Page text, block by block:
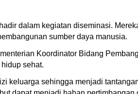
dalam kegiatan diseminasi.
sumber daya manusia.
Koordinator Bidang
sehat.
keluarga sehingga menjadi